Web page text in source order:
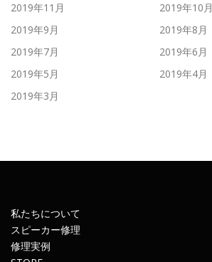
2019年11月
2019年10月
2019年9月
2019年8月
2019年7月
2019年6月
2019年5月
2019年4月
2019年3月
私たちについて
スピーカー修理
修理実例